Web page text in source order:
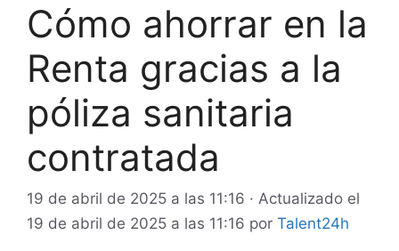
Cómo ahorrar en la
Renta gracias a la
póliza sanitaria
contratada
19 de abril de 2025 a las 11:16 · Actualizado el
19 de abril de 2025 a las 11:16 por Talent24h